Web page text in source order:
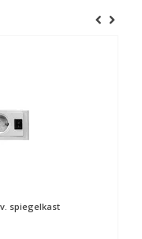
spiegelkast